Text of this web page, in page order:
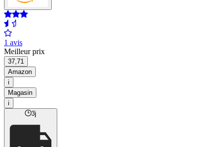
1 avis
Meilleur prix
37,71
Amazon
i
Magasin
i
3j